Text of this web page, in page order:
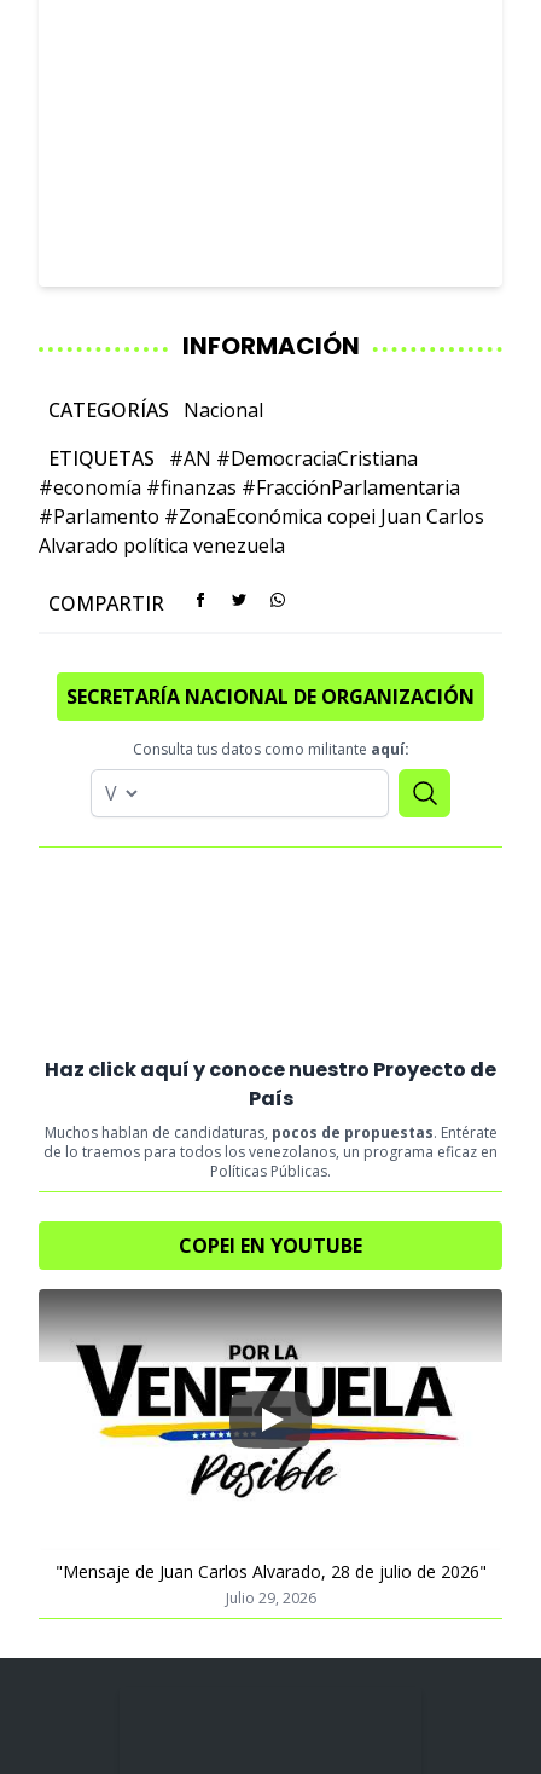
INFORMACIÓN
CATEGORÍAS
Nacional
ETIQUETAS
#AN #DemocraciaCristiana
#economía #finanzas #FracciónParlamentaria
#Parlamento #ZonaEconómica copei Juan Carlos
Alvarado política venezuela
COMPARTIR
SECRETARÍA NACIONAL DE ORGANIZACIÓN
Consulta tus datos como militante aquí:
Haz click aquí y conoce nuestro Proyecto de
País
Muchos hablan de candidaturas, pocos de propuestas. Entérate
de lo traemos para todos los venezolanos, un programa eficaz en
Políticas Públicas.
COPEI EN YOUTUBE
Play
"Mensaje de Juan Carlos Alvarado, 28 de julio de 2026"
Julio 29, 2026